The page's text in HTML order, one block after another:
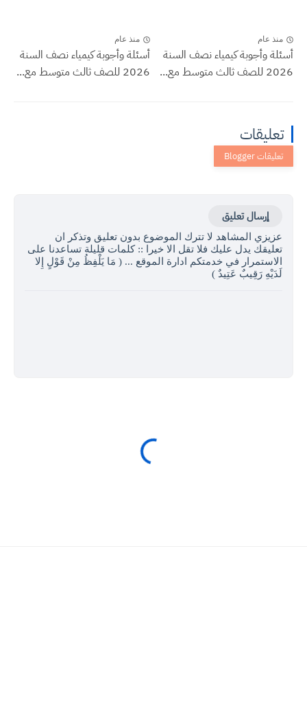
منذ عام
أسئلة وأجوبة كيمياء نصف السنة
2026 للصف ثالث متوسط مع...
منذ عام
أسئلة وأجوبة كيمياء نصف السنة
2026 للصف ثالث متوسط مع...
تعليقات
إرسال تعليق
عزيزي المشاهد لا تترك الموضوع بدون تعليق وتذكر ان
تعليقك يدل عليك فلا تقل الا خيرا :: كلمات قليلة تساعدنا على
الاستمرار في خدمتكم ادارة الموقع ... ( مَا يَلْفِظُ مِنْ قَوْلٍ إِلا
لَدَيْهِ رَقِيبٌ عَتِيدٌ )